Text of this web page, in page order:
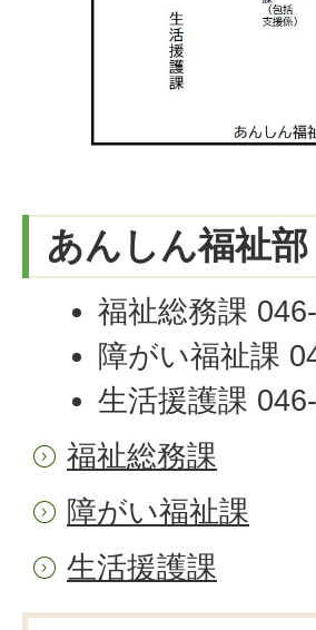
あんしん福祉部
福祉総務課
障がい福祉課
生活援護課
福祉総務課
障がい福祉課
生活援護課